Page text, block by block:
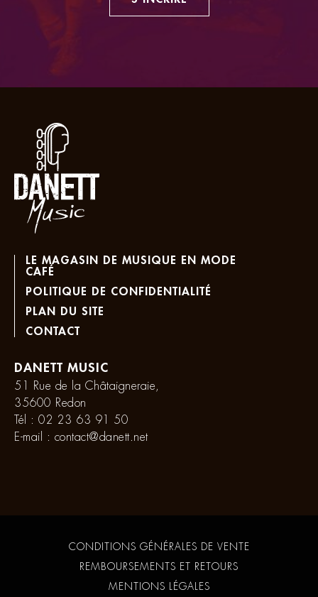
LE MAGASIN DE MUSIQUE EN MODE
CAFÉ
POLITIQUE DE CONFIDENTIALITÉ
PLAN DU SITE
CONTACT
DANETT MUSIC
51 Rue de la Châtaigneraie,
35600 Redon
Tél : 02 23 63 91 50
E-mail : contact@danett.net
CONDITIONS GÉNÉRALES DE VENTE
REMBOURSEMENTS ET RETOURS
MENTIONS LÉGALES